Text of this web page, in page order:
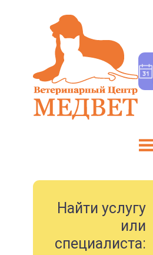
Найти услугу
или
специалиста: